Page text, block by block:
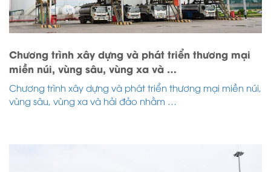
Chương trình xây dựng và phát triển thương mại
miền núi, vùng sâu, vùng xa và …
Chương trình xây dựng và phát triển thương mại miền núi,
vùng sâu, vùng xa và hải đảo nhằm …